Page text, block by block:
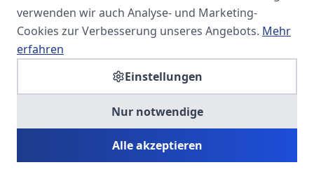
Spezialisiert auf Fach- und
Führungskräfte in der
SOMA HR KONSULT UG
Personalberatung & Executive Search
verwenden wir auch Analyse- und Marketing-
Cookies zur Verbesserung unseres Angebots. Mehr
erfahren
Einstellungen
Nur notwendige
Alle akzeptieren